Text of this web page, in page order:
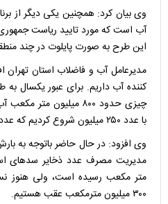
وی بیان کرد: همچنین یکی دیگر از
آب است که مورد تایید ریاست
این طرح به صورت پایلوت در چند
مدیرعامل آب و فاضلاب استان تهران
کننده آب داریم. برای عبور یکسال
چیزی حدود ۸۰۰ میلیون
با عدد ۲۵۰ میلیون شروع کردیم که عدد نگران کننده‌ای بود.
وی افزود: در حال حاضر باتوجه به
متر مکعب رسیده است، ولی هنوز
۳۰۰ میلیون مترمکعب عقب هستیم.